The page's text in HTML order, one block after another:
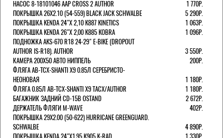
НАСОС 8-18101046 AAP CROSS 2 AUTHOR
1 770Р.
ПОКРЫШКА 26X2.10 (54-559) BLACK JACK SCHWALBE
5 290Р.
ПОКРЫШКА KENDA 24"Х 2,10 K887 KINETICS
1 063Р.
ПОКРЫШКА KENDA 26"Х 2,00 K885 KOBRA
1 096Р.
ПОДНОЖКА AKS-670 R18 24-29" E-BIKE (DROPOUT
AUTHOR IS-R18). AUTHOR
3 550Р.
КАМЕРА 200Х50 АВТО НИППЕЛЬ
200Р.
ФЛЯГА AB-TCX-SHANTI X9 0.85Л СЕРЕБРИСТО-
НЕОНОВАЯ
1 180Р.
ФЛЯГА 0.85Л AB-TCX-SHANTI X9 TACX/AUTHOR
1 180Р.
БАГАЖНИК ЗАДНИЙ CD-15B OSTAND
2 672Р.
ДЕРЖАТЕЛЬ ФЛЯГИ M-WAVE
402Р.
ПОКРЫШКА 29X2.00 (50-622) HURRICANE GREENGUARD.
SCHWALBE
4 890Р.
ПОКРЫШКА KENDA 24"Х1,95 K905 K-RAD
1 330Р.